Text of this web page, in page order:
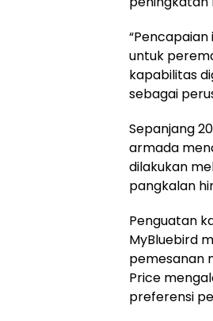
untuk
kapabilitas
sebagai
Sepanjang
armada
dilakukan
pangkalan
Penguatan
MyBluebird
pemesanan
Price
preferensi